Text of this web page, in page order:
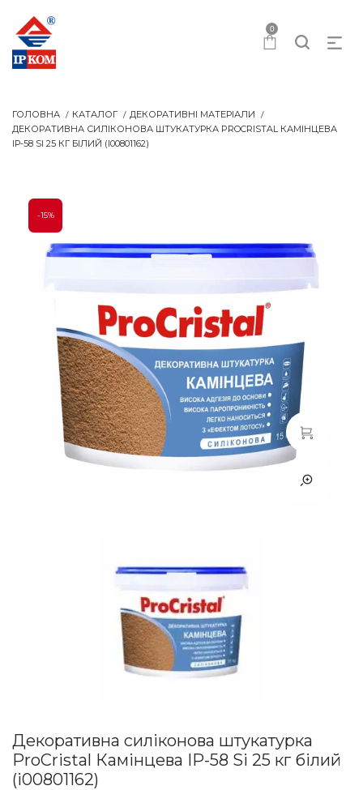
0
ГОЛОВНА КАТАЛОГ
ДЕКОРАТИВНІ МАТЕРІАЛИ
ДЕКОРАТИВНА СИЛІКОНОВА ШТУКАТУРКА PROCRISTAL КАМІНЦЕВА
IР-58 SI 25 КГ БІЛИЙ (I00801162)
-15%
Декоративна силіконова штукатурка
ProCristal Камінцева IР-58 Si 25 кг білий
(i00801162)